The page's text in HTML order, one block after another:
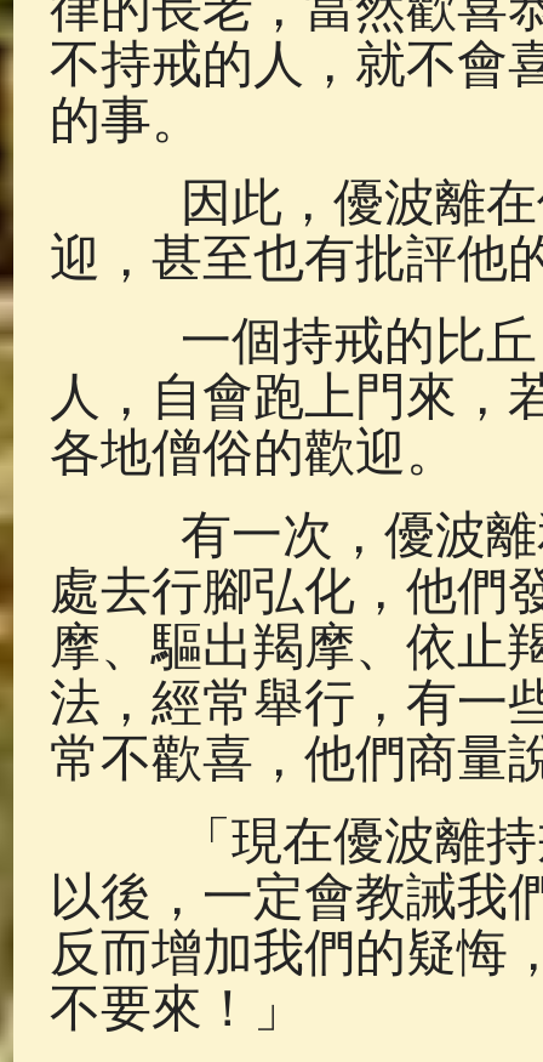
不持戒的人，就不會
的事。
因此，優波離在
迎，甚至也有批評他
一個持戒的比丘
人，自會跑上門來，
各地僧俗的歡迎。
有一次，優波離
處去行腳弘化，他們
摩、驅出羯摩、依止
法，經常舉行，有一
常不歡喜，他們商量
「現在優波離持
以後，一定會教誡我
反而增加我們的疑悔
不要來！」